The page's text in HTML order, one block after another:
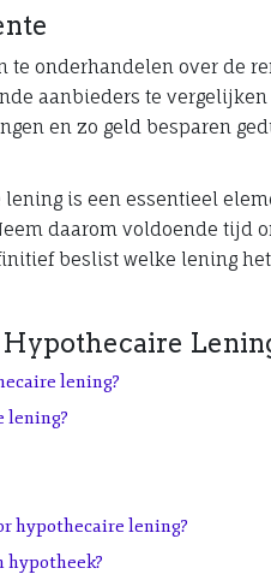
te onderhandelen over de
aanbieders te vergelijken
en zo geld besparen
is een essentieel
daarom voldoende tijd
beslist welke lening
lening?
lening?
hypothecaire lening?
hypotheek?